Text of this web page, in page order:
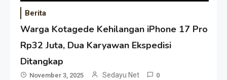
Berita
Warga Kotagede Kehilangan iPhone 17 Pro
Rp32 Juta, Dua Karyawan Ekspedisi
Ditangkap
November 3, 2025 Sedayu Net 0